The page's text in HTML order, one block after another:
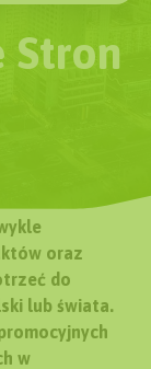
Stron
oraz
do
lub świata.
w